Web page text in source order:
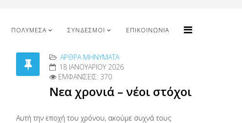
ΠΟΛΥΜΈΣΑ ΣΎΝΔΕΣΜΟΙ ΕΠΙΚΟΙΝΩΝΊΑ
ΑΡΘΡΑ MΗΝΎΜΑΤΑ
18 ΙΑΝΟΥΑΡΊΟΥ 2026
ΕΜΦΑΝΊΣΕΙΣ: 370
Νεα χρονιά – νέοι στόχοι
Αυτή την εποχή του χρόνου, ακούμε συχνά τους